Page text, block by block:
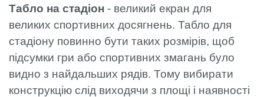
Табло на стадіон - великий екран для
великих спортивних досягнень. Табло для
стадіону повинно бути таких розмірів, щоб
підсумки гри або спортивних змагань було
видно з найдальших рядів. Тому вибирати
конструкцію слід виходячи з площі і наявності